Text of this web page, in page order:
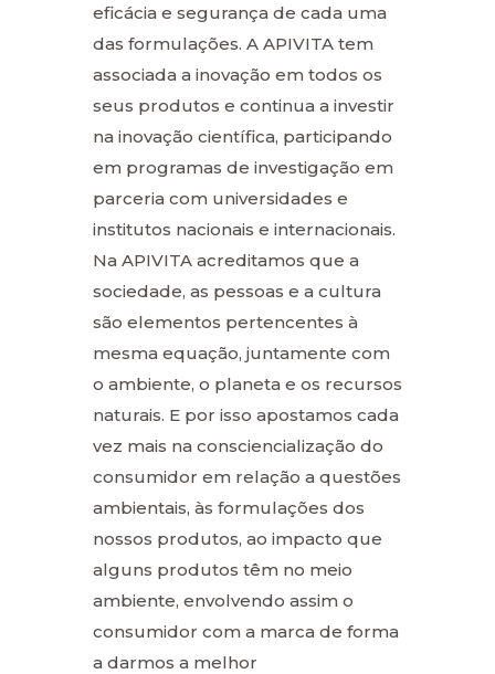
eficácia e segurança de cada uma
das formulações. A APIVITA tem
associada a inovação em todos os
seus produtos e continua a investir
na inovação científica, participando
em programas de investigação em
parceria com universidades e
institutos nacionais e internacionais.
Na APIVITA acreditamos que a
sociedade, as pessoas e a cultura
são elementos pertencentes à
mesma equação, juntamente com
o ambiente, o planeta e os recursos
naturais. E por isso apostamos cada
vez mais na consciencialização do
consumidor em relação a questões
ambientais, às formulações dos
nossos produtos, ao impacto que
alguns produtos têm no meio
ambiente, envolvendo assim o
consumidor com a marca de forma
a darmos a melhor